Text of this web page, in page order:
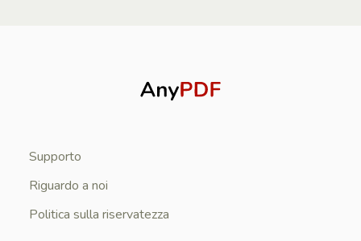
Supporto
Riguardo a noi
Politica sulla riservatezza